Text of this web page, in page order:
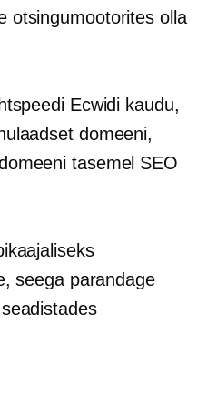
otsingumootorites olla
Ecwidi kaudu,
domeeni,
tasemel SEO
seega parandage